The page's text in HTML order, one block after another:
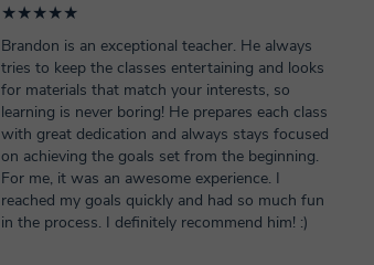
★★★★★
Brandon is an exceptional teacher. He always
tries to keep the classes entertaining and looks
for materials that match your interests, so
learning is never boring! He prepares each class
with great dedication and always stays focused
on achieving the goals set from the beginning.
For me, it was an awesome experience. I
reached my goals quickly and had so much fun
in the process. I definitely recommend him! :)